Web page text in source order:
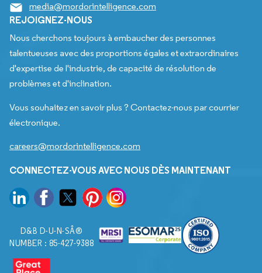
media@mordorintelligence.com
REJOIGNEZ-NOUS
Nous cherchons toujours à embaucher des personnes
talentueuses avec des proportions égales et extraordinaires
d'expertise de l'industrie, de capacité de résolution de
problèmes et d'inclination.
Vous souhaitez en savoir plus ? Contactez-nous par courrier
électronique.
careers@mordorintelligence.com
CONNECTEZ-VOUS AVEC NOUS DÈS MAINTENANT
D&B D-U-N-SÂ®
NUMBER : 85-427-9388